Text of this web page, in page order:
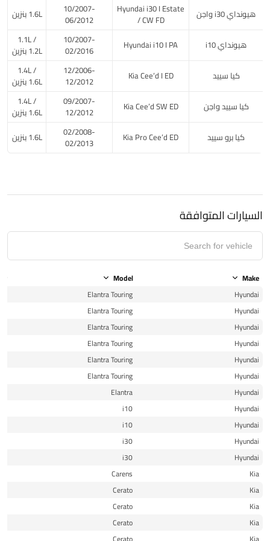
هيونداي i30 واجن Hyundai i30 I Estate
/ CW FD
10/2007-
06/2012 1.6L بنزين
هيونداي i10 Hyundai i10 I PA
10/2007-
02/2016
1.1L /
1.2L بنزين
كيا سييد
Kia Cee’d I ED
12/2006-
12/2012
1.4L /
1.6L بنزين
كيا سييد واجن
Kia Cee’d SW ED
09/2007-
12/2012
1.4L /
1.6L بنزين
كيا برو سييد
Kia Pro Cee’d ED
02/2008-
02/2013 1.6L بنزين
السيارات المتوافقة
Make
Model
Hyundai
Elantra Touring
Hyundai
Elantra Touring
Hyundai
Elantra Touring
Hyundai
Elantra Touring
Hyundai
Elantra Touring
Hyundai
Elantra Touring
Hyundai
Elantra
Hyundai
i10
Hyundai
i10
Hyundai
i30
Hyundai
i30
Kia
Carens
Kia
Cerato
Kia
Cerato
Kia
Cerato